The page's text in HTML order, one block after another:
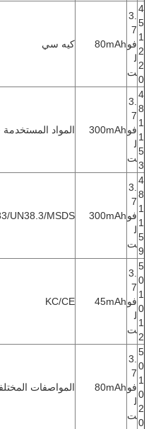
4
5
1
2
2
0
3.
7
فو
ل
ت
80mAh كيه سي
4
8
1
1
5
3
3.
7
فو
ل
ت
300mAh المواد
4
8
1
1
5
9
3.
7
فو
ل
ت
300mAh
UN38.3/MSDS
5
0
1
0
1
2
3.
7
فو
ل
ت
45mAh
KC/CE
5
0
1
0
2
0
3.
7
فو
ل
ت
80mAh المواصفات